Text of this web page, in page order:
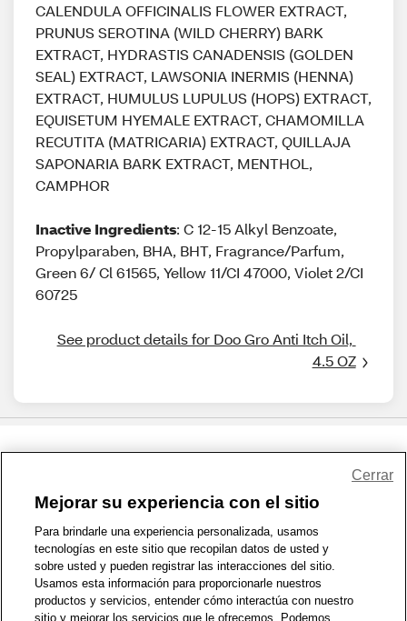
CALENDULA OFFICINALIS FLOWER EXTRACT,
PRUNUS SEROTINA (WILD CHERRY) BARK
EXTRACT, HYDRASTIS CANADENSIS (GOLDEN
SEAL) EXTRACT, LAWSONIA INERMIS (HENNA)
EXTRACT, HUMULUS LUPULUS (HOPS) EXTRACT,
EQUISETUM HYEMALE EXTRACT, CHAMOMILLA
RECUTITA (MATRICARIA) EXTRACT, QUILLAJA
SAPONARIA BARK EXTRACT, MENTHOL,
CAMPHOR
Inactive Ingredients: C 12-15 Alkyl Benzoate,
Propylparaben, BHA, BHT, Fragrance/Parfum,
Green 6/ Cl 61565, Yellow 11/CI 47000, Violet 2/CI
60725
See product details for Doo Gro Anti Itch Oil,
4.5 OZ
1-800-679-9691 | Contáctenos | Términos de Uso | Accesibilidad
Política de Privacidad | WA Privacy Policy | Mapa del sitio
Zona de Bienestar | © 1999 - 2026 CVS.com
Mejorar su experiencia con el sitio
Para brindarle una experiencia personalizada, usamos
tecnologías en este sitio que recopilan datos de usted y
sobre usted y pueden registrar las interacciones del sitio.
Usamos esta información para proporcionarle nuestros
productos y servicios, entender cómo interactúa con nuestro
sitio y mejorar los servicios que le ofrecemos. Podemos
Cerrar